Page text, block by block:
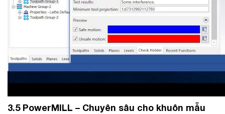
3.5 PowerMILL – Chuyên sâu cho khuôn mẫu